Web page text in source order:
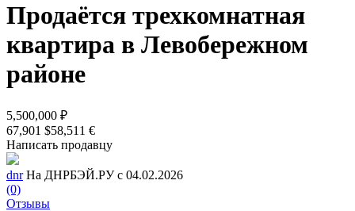
Продаётся трехкомнатная
квартира в Левобережном
районе
5,500,000 ₽
67,901 $58,511 €
Написать продавцу
dnr На ДНРБЭЙ.РУ с 04.02.2026
(0)
Отзывы